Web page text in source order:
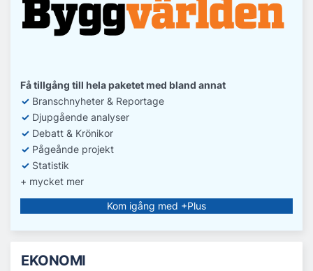
Få tillgång till hela paketet med bland annat
✓ Branschnyheter & Reportage
✓ Djupgående analyser
✓ Debatt & Krönikor
✓ Pågeånde projekt
✓ Statistik
+ mycket mer
Kom igång med +Plus
EKONOMI